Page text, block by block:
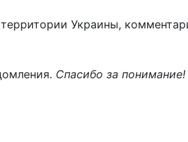
Украины,
Спасибо за понимание!